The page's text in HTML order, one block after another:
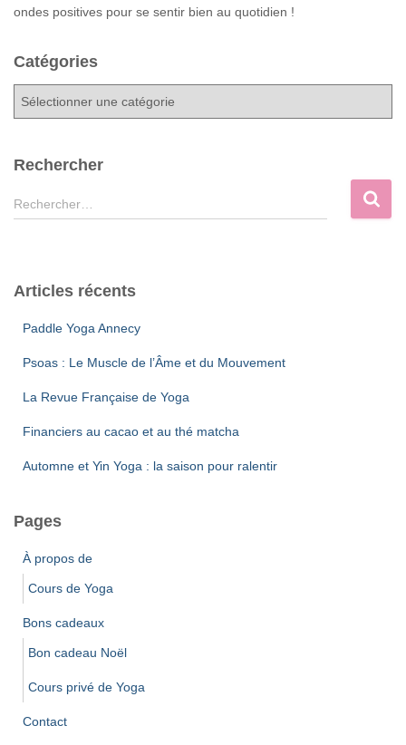
ondes positives pour se sentir bien au quotidien !
Catégories
g
r
Rechercher
R
e
r
Rechercher…
Articles récents
Paddle Yoga Annecy
Psoas : Le Muscle de l’Âme et du Mouvement
La Revue Française de Yoga
Financiers au cacao et au thé matcha
Automne et Yin Yoga : la saison pour ralentir
Pages
À propos de
Cours de Yoga
Bons cadeaux
Bon cadeau Noël
Cours privé de Yoga
Contact